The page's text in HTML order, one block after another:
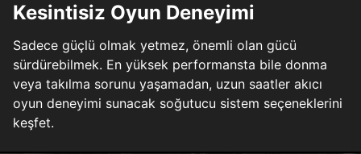
Kesintisiz Oyun Deneyimi
Sadece güçlü olmak yetmez, önemli olan gücü
sürdürebilmek. En yüksek performansta bile donma
veya takılma sorunu yaşamadan, uzun saatler akıcı
oyun deneyimi sunacak soğutucu sistem seçeneklerini
keşfet.